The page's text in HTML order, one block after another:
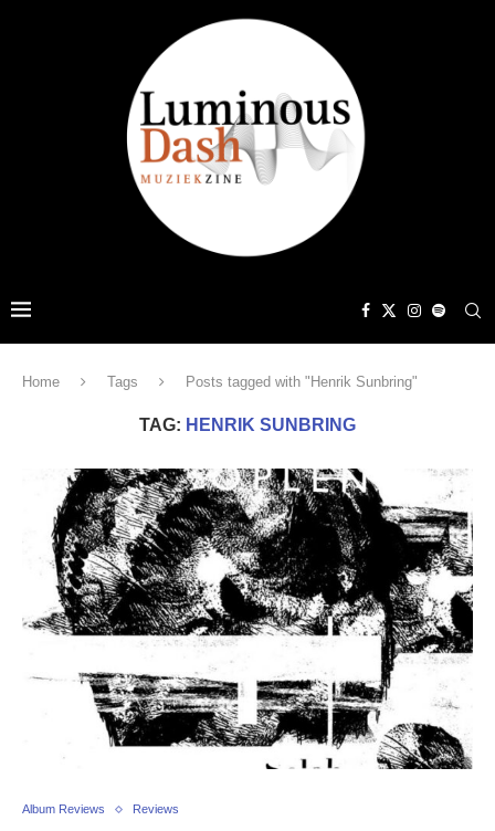
Home Tags Posts tagged with "Henrik Sunbring"
TAG: HENRIK SUNBRING
Album Reviews Reviews